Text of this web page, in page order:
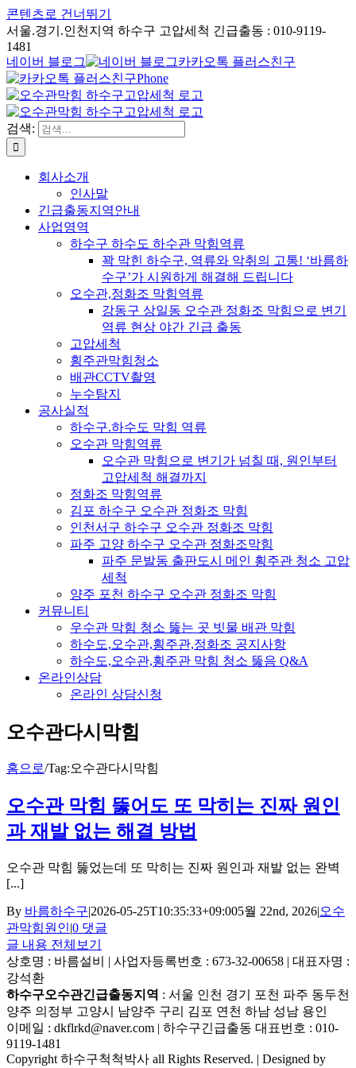
콘텐츠로 건너뛰기
서울.경기.인천지역 하수구 고압세척 긴급출동 : 010-9119-
1481
네이버 블로그
카카오톡 플러스친구
Phone
검색:
회사소개
인사말
긴급출동지역안내
사업영역
하수구 하수도 하수관 막힘역류
꽉 막힌 하수구, 역류와 악취의 고통! ‘바름하
수구’가 시원하게 해결해 드립니다
오수관,정화조 막힘역류
강동구 상일동 오수관 정화조 막힘으로 변기
역류 현상 야간 긴급 출동
고압세척
횡주관막힘청소
배관CCTV촬영
누수탐지
공사실적
하수구.하수도 막힘 역류
오수관 막힘역류
오수관 막힘으로 변기가 넘칠 때, 원인부터
고압세척 해결까지
정화조 막힘역류
김포 하수구 오수관 정화조 막힘
인천서구 하수구 오수관 정화조 막힘
파주 고양 하수구 오수관 정화조막힘
파주 문발동 출판도시 메인 횡주관 청소 고압
세척
양주 포천 하수구 오수관 정화조 막힘
커뮤니티
우수관 막힘 청소 뚫는 곳 빗물 배관 막힘
하수도,오수관,횡주관,정화조 공지사항
하수도,오수관,횡주관 막힘 청소 뚫음 Q&A
온라인상담
온라인 상담신청
오수관다시막힘
홈으로/Tag:오수관다시막힘
오수관 막힘 뚫어도 또 막히는 진짜 원인
과 재발 없는 해결 방법
오수관 막힘 뚫었는데 또 막히는 진짜 원인과 재발 없는 완벽
[...]
By 바름하수구|2026-05-25T10:35:33+09:005월 22nd, 2026|오수
관막힘원인|0 댓글
글 내용 전체보기
상호명 : 바름설비 | 사업자등록번호 : 673-32-00658 | 대표자명 :
강석환
하수구오수관긴급출동지역 : 서울 인천 경기 포천 파주 동두천
양주 의정부 고양시 남양주 구리 김포 연천 하남 성남 용인
이메일 : dkflrkd@naver.com | 하수구긴급출동 대표번호 : 010-
9119-1481
Copyright 하수구척척박사 all Rights Reserved. | Designed by